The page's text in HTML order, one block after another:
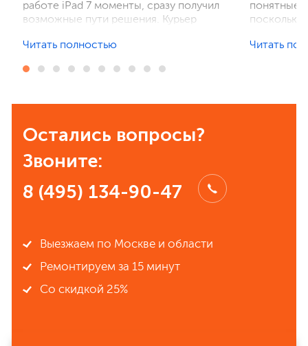
работе iPad 7 моменты, сразу получил
возможные пути решения. Курьер
отзвонились по итогам осмотра,
порадовал, без лишнего ожидания и
рекомендовать всем знакомым.
Читать полностью
понятные
поскольку
Читать
Остались вопросы?
Звоните:
8 (495) 134-90-47
Выезжаем по Москве и области
Ремонтируем за 15 минут
Со скидкой 25%